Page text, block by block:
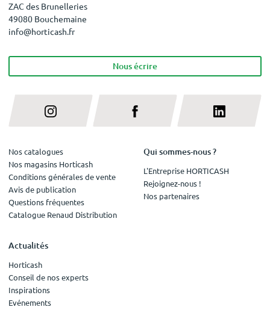
ZAC des Brunelleries
49080 Bouchemaine
info@horticash.fr
Nous écrire
Nos catalogues
Nos magasins Horticash
Conditions générales de vente
Avis de publication
Questions fréquentes
Catalogue Renaud Distribution
Qui sommes-nous ?
L'Entreprise HORTICASH
Rejoignez-nous !
Nos partenaires
Actualités
Horticash
Conseil de nos experts
Inspirations
Evénements